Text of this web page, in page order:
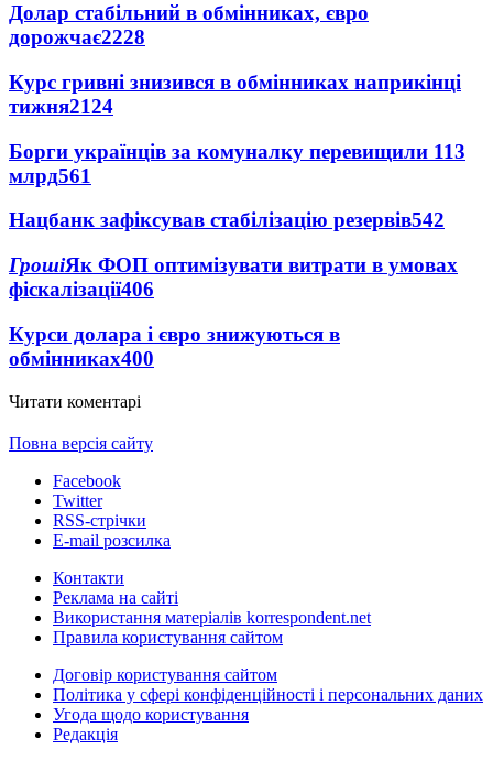
Долар стабільний в обмінниках, євро
дорожчає2228
Курс гривні знизився в обмінниках наприкінці
тижня2124
Борги українців за комуналку перевищили 113
млрд561
Нацбанк зафіксував стабілізацію резервів542
ГрошіЯк ФОП оптимізувати витрати в умовах
фіскалізації406
Курси долара і євро знижуються в
обмінниках400
Читати коментарі
Повна версія сайту
Facebook
Twitter
RSS-стрічки
E-mail розсилка
Контакти
Реклама на сайті
Використання матеріалів korrespondent.net
Правила користування сайтом
Договір користування сайтом
Політика у сфері конфіденційності і персональних даних
Угода щодо користування
Редакція